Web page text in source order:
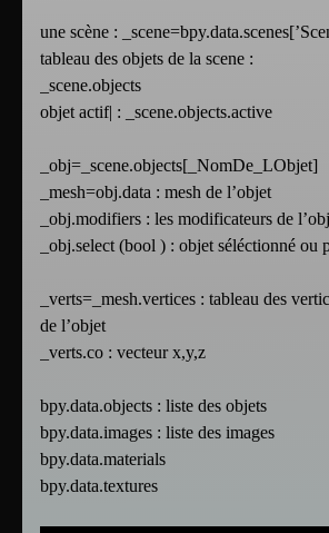
une scène :
tableau des objets de la scene :
_scene.objects
objet actif| : _scene.objects.active
_obj=_scene.objects[_NomDe_LObjet]
_mesh=obj.data : mesh de l’objet
_obj.modifiers : les modificateurs de
_obj.select (bool ) : objet séléctionné ou
_verts=_mesh.vertices : tableau des
de l’objet
_verts.co : vecteur x,y,z
bpy.data.objects : liste des objets
bpy.data.images : liste des images
bpy.data.materials
bpy.data.textures